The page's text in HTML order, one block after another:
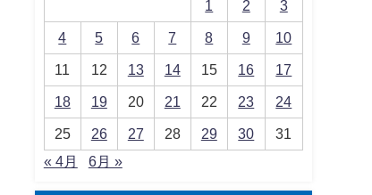
1 2 3
4 5 6 7 8 9 10
11 12 13 14 15 16 17
18 19 20 21 22 23 24
25 26 27 28 29 30
31
« 4月
6月 »